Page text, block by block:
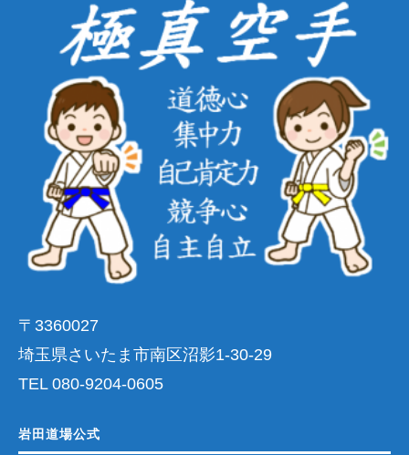
〒3360027
埼玉県さいたま市南区沼影1-30-29
TEL 080-9204-0605
岩田道場公式